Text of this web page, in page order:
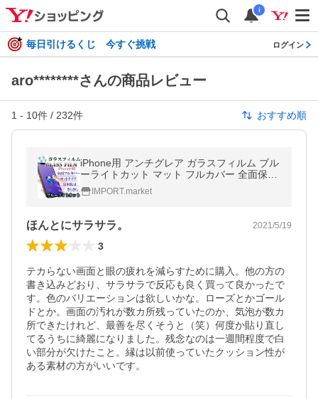
i
毎日引けるくじ 今すぐ挑戦 ログイン
aro********さんの商品レビュー
1 - 10件 / 232件 おすすめ順
iPhone用 アンチグレア ガラスフィルム ブル
ーライトカット マット フルカバー 全面保護
反射防止 サラサラ さらさら 14 13 Pro mini
ProMax 12 11 XR X 8 SE
IMPORT.market
ほんとにサラサラ。 2021/5/19
3
テカらない画面と眼の疲れを減らすために購入。他の方の
書き込みどおり、サラサラで反応も良く買って良かったで
す。色のバリエーションは欲しいかな。ローズとかゴール
ドとか。画面の汚れが数カ所残っていたのか、気泡が数カ
所できたけれど、最善を尽くそうと（笑）何度か貼り直し
てるうちに綺麗になりました。残念なのは一週間程度で白
い部分が欠けたこと。縁は以前使っていたクッション性が
ある素材の方がいいです。